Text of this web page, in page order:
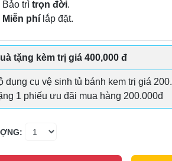
Bảo trì trọn đời.
Miễn phí lắp đặt.
tặng kèm trị giá 400,000 đ
dụng cụ vệ sinh tủ bánh kem trị giá
1 phiếu ưu đãi mua hàng 200.000đ